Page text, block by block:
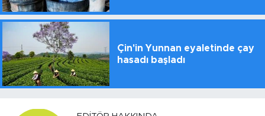
Çin'in Yunnan eyaletinde çay
hasadı başladı